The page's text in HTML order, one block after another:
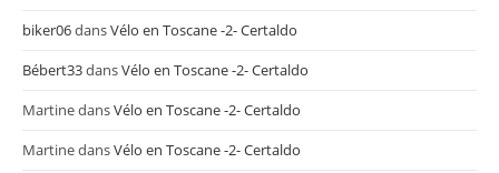
biker06dansVélo en Toscane -2- Certaldo
Bébert33dansVélo en Toscane -2- Certaldo
MartinedansVélo en Toscane -2- Certaldo
MartinedansVélo en Toscane -2- Certaldo